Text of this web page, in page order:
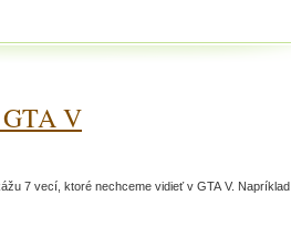
GTA V
7 vecí, ktoré nechceme vidieť v GTA V. Napríklad